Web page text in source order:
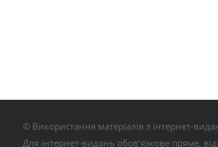
© Використання матеріалів з інтернет-
Для інтернет-видань обов’язкове пряме,